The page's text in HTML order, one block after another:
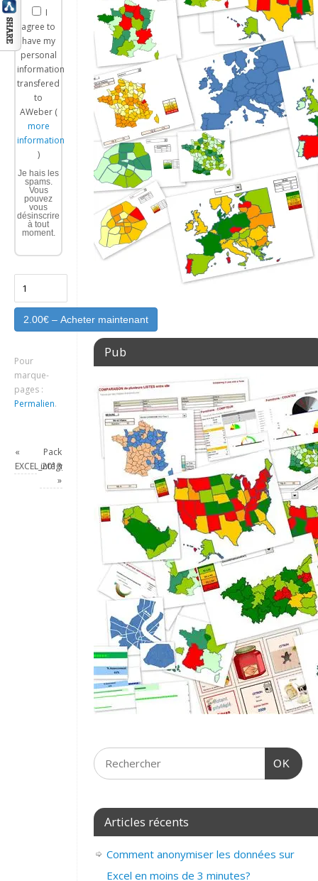
I
agree to
have my
personal
information
transfered
to
AWeber (
more
information
)
Je hais les
spams.
Vous
pouvez
vous
désinscrire
à tout
moment.
2.00€ – Acheter maintenant
Pour
marque-
pages :
Permalien.
«
EXCEL_2013_VBA_DOUBLE_CLIC_CELLULE
Pack
intégral
»
Pub
OK
Articles récents
Comment anonymiser les données sur
Excel en moins de 3 minutes?